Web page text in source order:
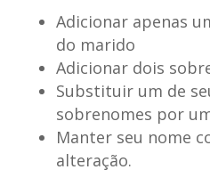
Adicionar apenas
do marido
Adicionar dois
Substituir um de
sobrenomes por
Manter seu nome
alteração.